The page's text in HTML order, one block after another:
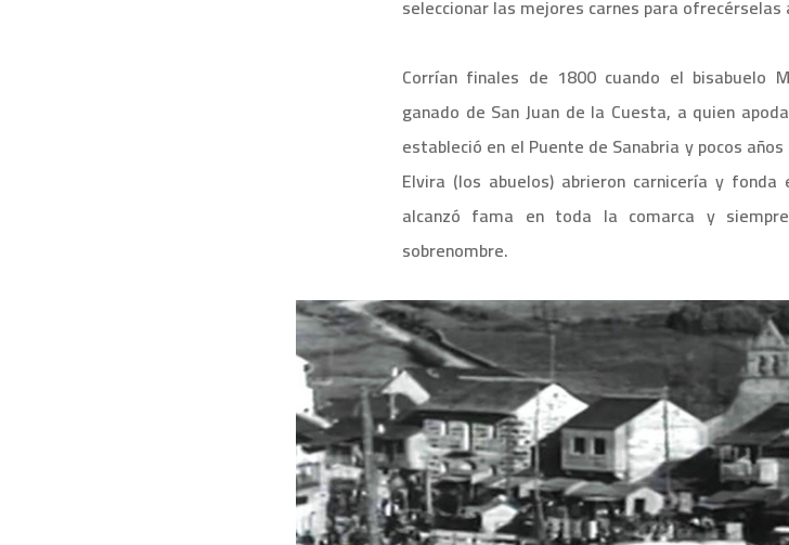
seleccionar las mejores carnes para
Corrían finales de 1800 cuando el bisabuelo
ganado de San Juan de la Cuesta, a quien
estableció en el Puente de Sanabria y pocos
Elvira (los abuelos) abrieron carnicería y
alcanzó fama en toda la comarca y
sobrenombre.